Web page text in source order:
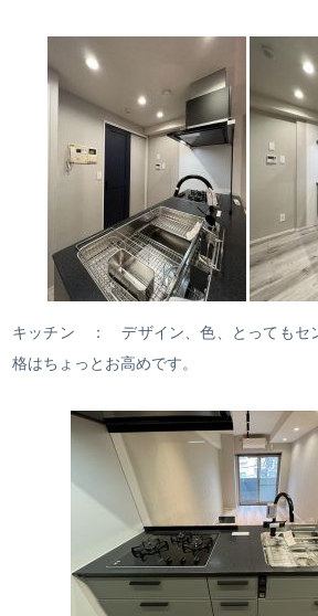
キッチン ： デザイン、色、とってもセ
格はちょっとお高めです。